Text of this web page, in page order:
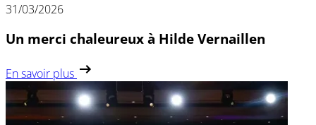
31/03/2026
Un merci chaleureux à Hilde Vernaillen
En savoir plus